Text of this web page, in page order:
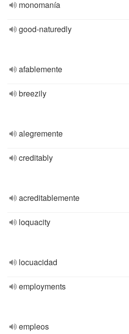
monomanía
good-naturedly
afablemente
breezily
alegremente
creditably
acreditablemente
loquacity
locuacidad
employments
empleos